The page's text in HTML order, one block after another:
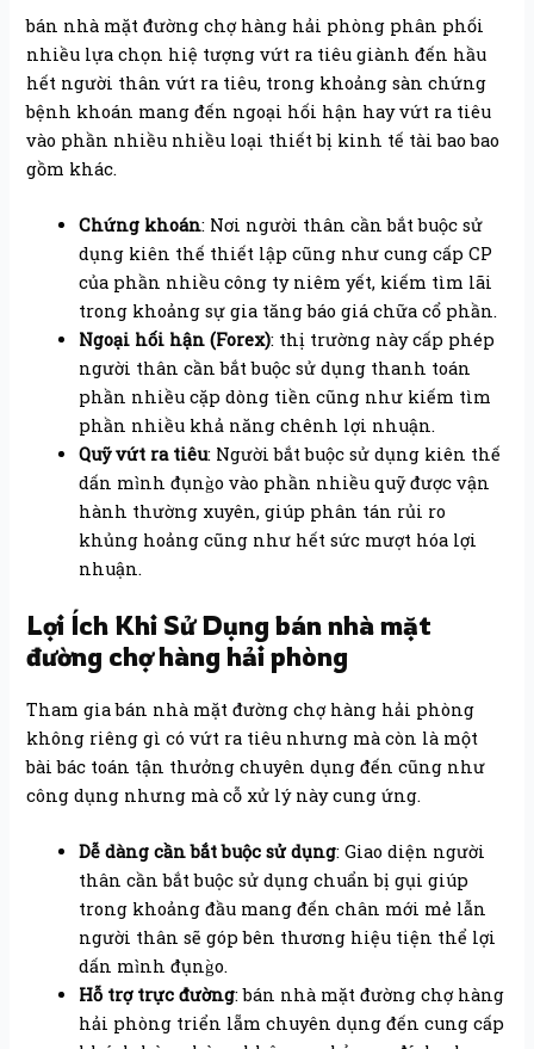
bán nhà mặt đường chợ hàng hải phòng phân phối
nhiều lựa chọn hiệ tượng vứt ra tiêu giành đến hầu
hết người thân vứt ra tiêu, trong khoảng sàn chứng
bệnh khoán mang đến ngoại hối hận hay vứt ra tiêu
vào phần nhiều nhiều loại thiết bị kinh tế tài bao bao
gồm khác.
Chứng khoán: Nơi người thân cần bắt buộc sử
dụng kiên thế thiết lập cũng như cung cấp CP
của phần nhiều công ty niêm yết, kiếm tìm lãi
trong khoảng sự gia tăng báo giá chữa cổ phần.
Ngoại hối hận (Forex): thị trường này cấp phép
người thân cần bắt buộc sử dụng thanh toán
phần nhiều cặp dòng tiền cũng như kiếm tìm
phần nhiều khả năng chênh lợi nhuận.
Quỹ vứt ra tiêu: Người bắt buộc sử dụng kiên thế
dấn mình đụng̀o vào phần nhiều quỹ được vận
hành thường xuyên, giúp phân tán rủi ro
khủng hoảng cũng như hết sức mượt hóa lợi
nhuận.
Lợi Ích Khi Sử Dụng bán nhà mặt
đường chợ hàng hải phòng
Tham gia bán nhà mặt đường chợ hàng hải phòng
không riêng gì có vứt ra tiêu nhưng mà còn là một
bài bác toán tận thưởng chuyên dụng đến cũng như
công dụng nhưng mà cỗ xử lý này cung ứng.
Dễ dàng cần bắt buộc sử dụng: Giao diện người
thân cần bắt buộc sử dụng chuẩn bị gụi giúp
trong khoảng đầu mang đến chân mới mẻ lẫn
người thân sẽ góp bên thương hiệu tiện thể lợi
dấn mình đụng̀o.
Hỗ trợ trực đường: bán nhà mặt đường chợ hàng
hải phòng triển lẵm chuyên dụng đến cung cấp